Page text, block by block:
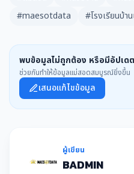
#maesotdata
#โรงเรียนบ้า
พบข้อมูลไม่ถูกต้อง หรือมีอัปเด
ช่วยกันทำให้ข้อมูลแม่สอดสมบูรณ์ยิ่งขึ้น
เสนอแก้ไขข้อมูล
ผู้เขียน
BADMIN